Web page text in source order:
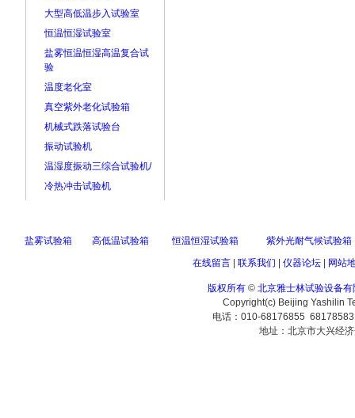
大型高低温步入试验室
恒温恒湿试验室
盐雾恒温恒湿高温复合试
验
温度老化室
真空紫外老化试验箱
机械式跌落试验台
振动试验机
温湿度振动三综合试验机/
冷热冲击试验机
盐雾试验箱 高低温试验箱 恒温恒湿试验箱
紫外光耐气候试验箱
在线留言| 联系我们 仪器论坛| 网站
版权所有 © 北京雅士林试验设备有
Copyright(c) Beijing Yashilin
电话：010-68176855
地址：北京市大兴经